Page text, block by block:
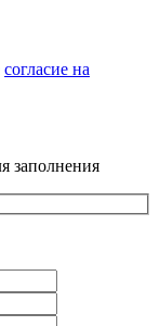
согласие на
заполнения